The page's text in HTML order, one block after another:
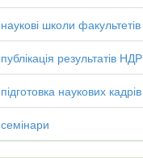
наукові школи факультетів
публікація результатів НДР
підготовка наукових кадрів
семінари